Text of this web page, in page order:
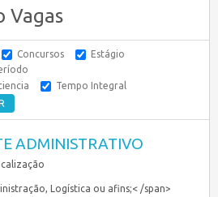
Vagas
Concursos
Estágio
Tempo Integral
ADMINISTRATIVO
Logística ou afins;< /span>